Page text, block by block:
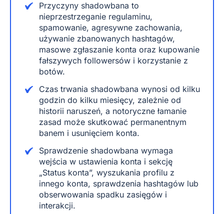
Przyczyny shadowbana to
nieprzestrzeganie regulaminu,
spamowanie, agresywne zachowania,
używanie zbanowanych hashtagów,
masowe zgłaszanie konta oraz kupowanie
fałszywych followersów i korzystanie z
botów.
Czas trwania shadowbana wynosi od kilku
godzin do kilku miesięcy, zależnie od
historii naruszeń, a notoryczne łamanie
zasad może skutkować permanentnym
banem i usunięciem konta.
Sprawdzenie shadowbana wymaga
wejścia w ustawienia konta i sekcję
„Status konta”, wyszukania profilu z
innego konta, sprawdzenia hashtagów lub
obserwowania spadku zasięgów i
interakcji.